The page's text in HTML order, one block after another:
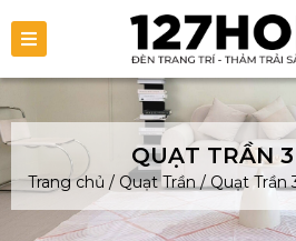
QUẠT TRẦN
Trang chủ / Quạt Trần/Quạt Trần